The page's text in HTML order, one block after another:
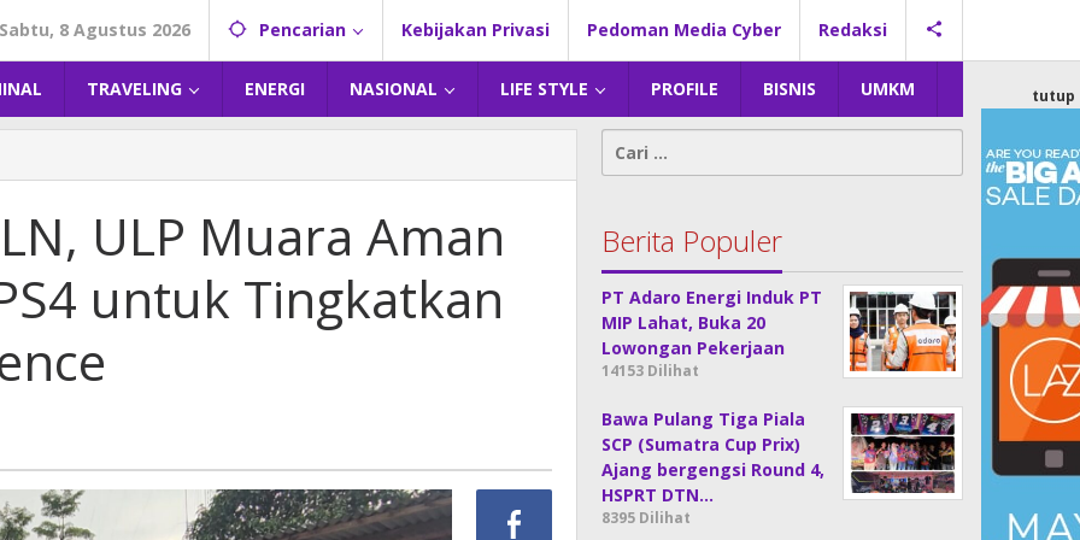
Sabtu, 8 Agustus 2026 Pencarian Kebijakan Privasi Pedoman Media Cyber Redaksi
TRAVELING ENERGI NASIONAL LIFE STYLE PROFILE BISNIS UMKM tutup
ULP Muara Aman
untuk Tingkatkan
Cari
untuk:
Berita Populer
PT Adaro Energi Induk PT
MIP Lahat, Buka 20
Lowongan Pekerjaan
14153 Dilihat
Bawa Pulang Tiga Piala
SCP (Sumatra Cup Prix)
Ajang bergengsi Round 4,
HSPRT DTN…
8395 Dilihat